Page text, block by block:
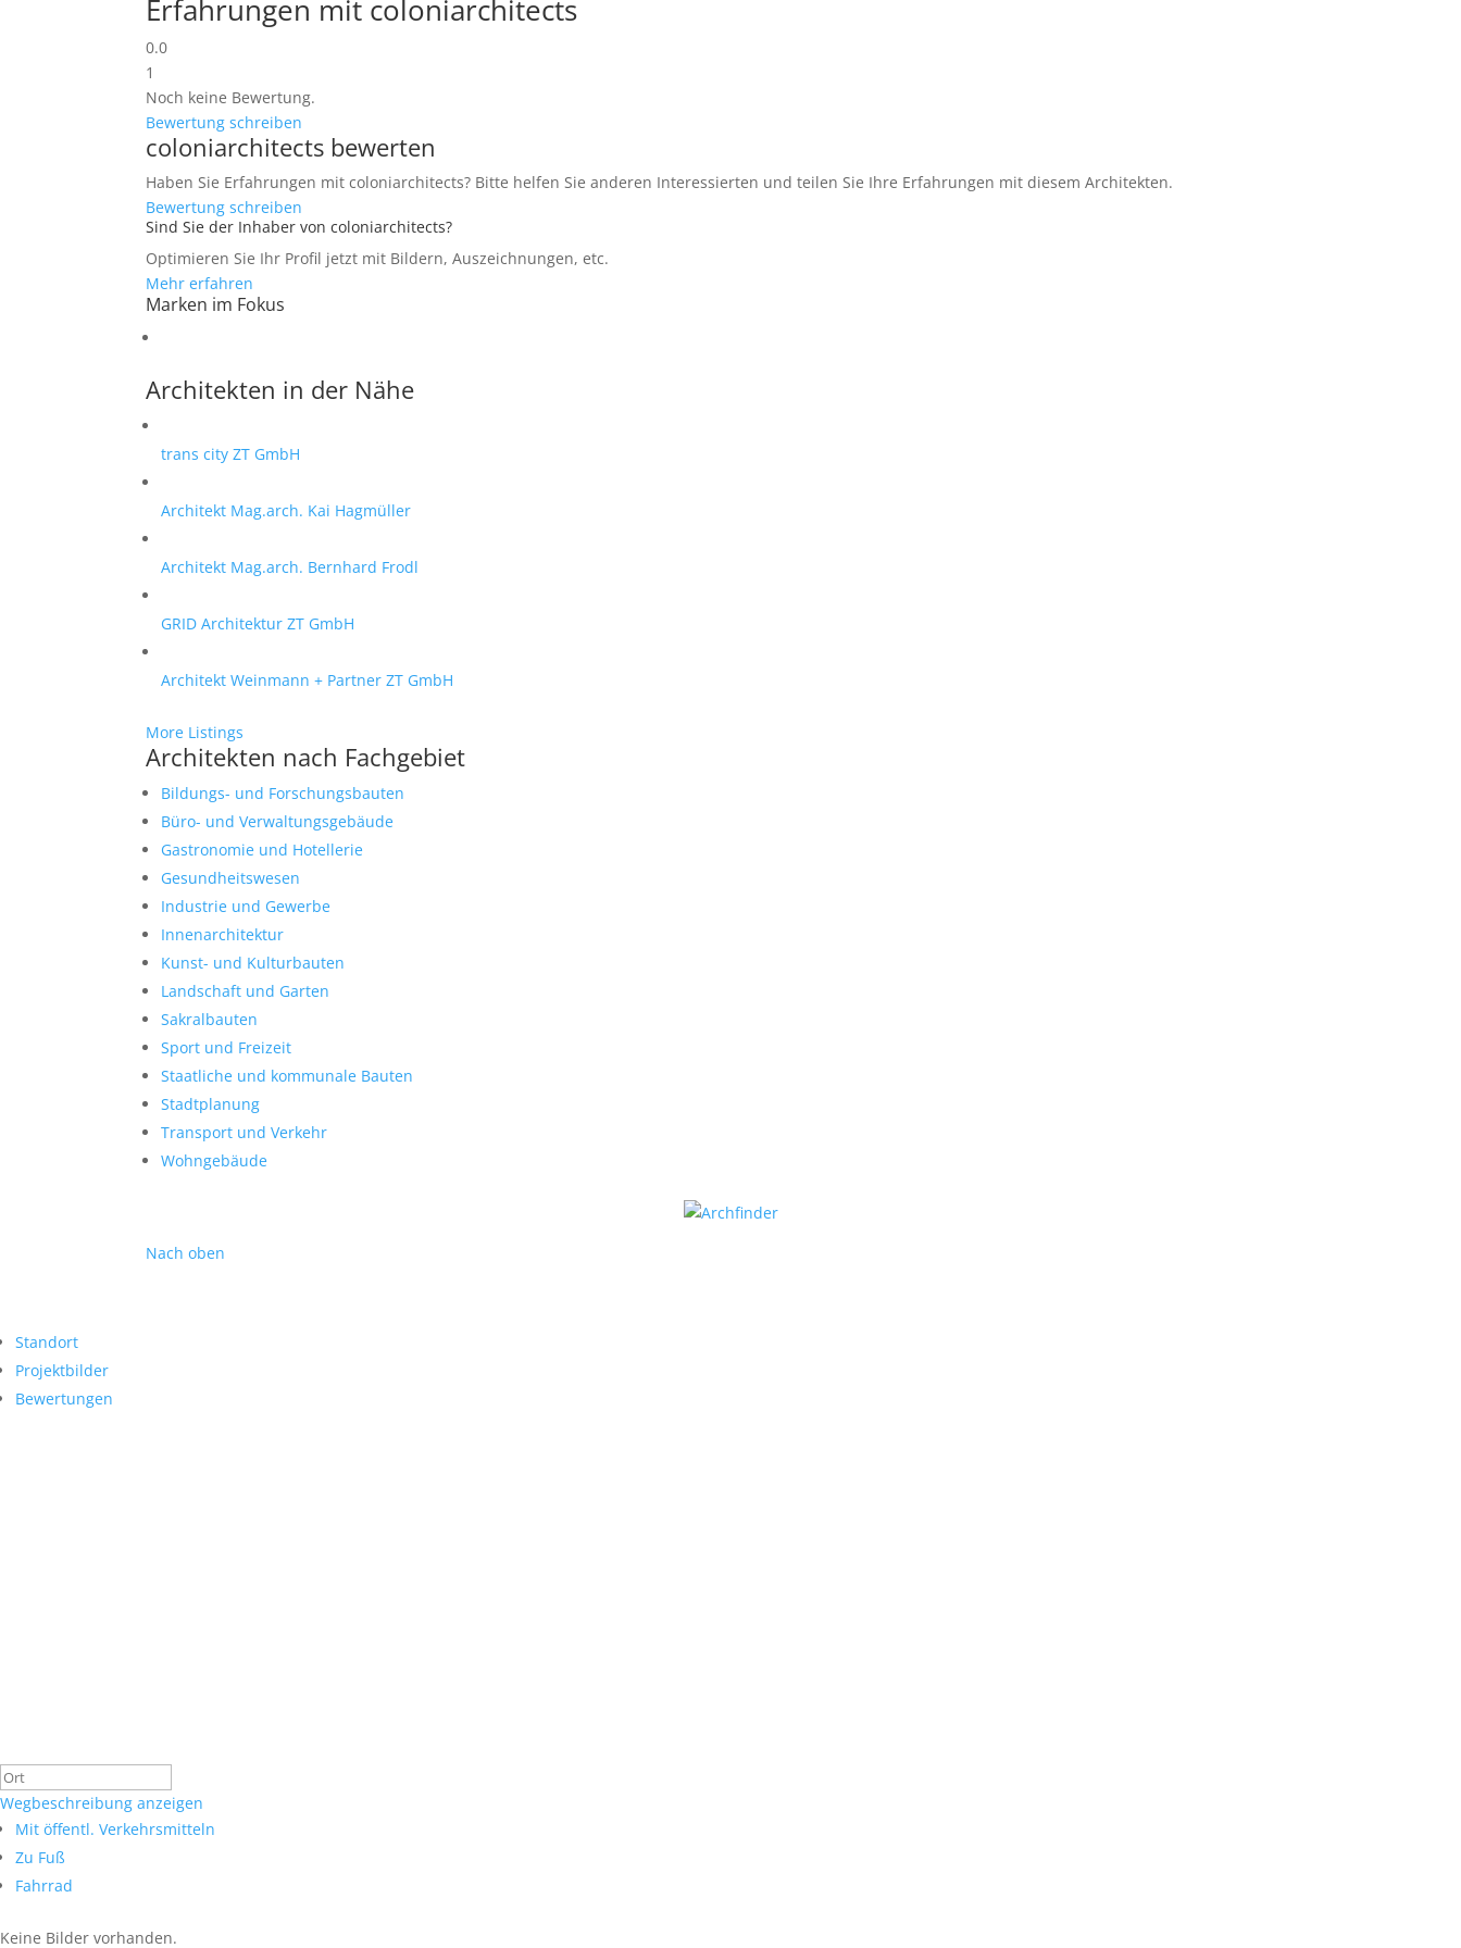
Erfahrungen mit coloniarchitects
0.0
1
Noch keine Bewertung.
Bewertung schreiben
coloniarchitects bewerten
Haben Sie Erfahrungen mit coloniarchitects? Bitte helfen Sie anderen Interessierten und teilen Sie Ihre Erfahrungen mit diesem Architekten.
Bewertung schreiben
Sind Sie der Inhaber von coloniarchitects?
Optimieren Sie Ihr Profil jetzt mit Bildern, Auszeichnungen, etc.
Mehr erfahren
Marken im Fokus
Architekten in der Nähe
trans city ZT GmbH
Architekt Mag.arch. Kai Hagmüller
Architekt Mag.arch. Bernhard Frodl
GRID Architektur ZT GmbH
Architekt Weinmann + Partner ZT GmbH
More Listings
Architekten nach Fachgebiet
Bildungs- und Forschungsbauten
Büro- und Verwaltungsgebäude
Gastronomie und Hotellerie
Gesundheitswesen
Industrie und Gewerbe
Innenarchitektur
Kunst- und Kulturbauten
Landschaft und Garten
Sakralbauten
Sport und Freizeit
Staatliche und kommunale Bauten
Stadtplanung
Transport und Verkehr
Wohngebäude
Nach oben
Standort
Projektbilder
Bewertungen
Wegbeschreibung anzeigen
Mit öffentl. Verkehrsmitteln
Zu Fuß
Fahrrad
Keine Bilder vorhanden.